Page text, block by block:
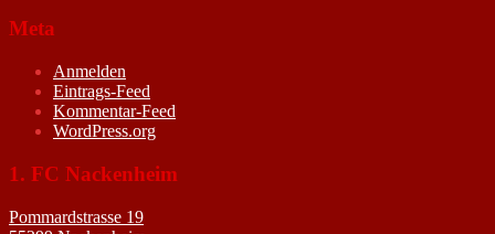
Meta
Anmelden
Eintrags-Feed
Kommentar-Feed
WordPress.org
1. FC Nackenheim
Pommardstrasse 19